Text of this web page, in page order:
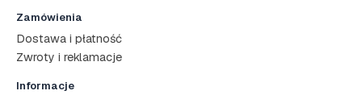
Zamówienia
Dostawa i płatność
Zwroty i reklamacje
Informacje